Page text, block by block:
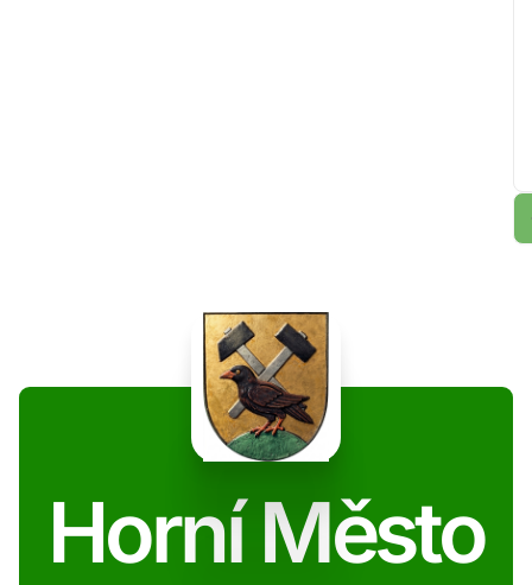
Horní Město